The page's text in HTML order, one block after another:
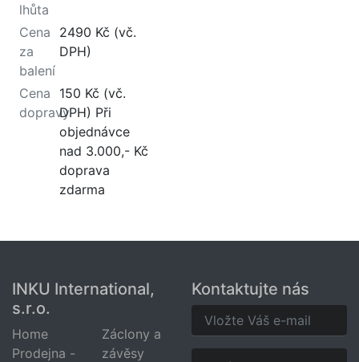
lhůta
Cena
za
balení
2490 Kč (vč.
DPH)
Cena
dopravy
150 Kč (vč.
DPH) Při
objednávce
nad 3.000,- Kč
doprava
zdarma
INKU International,
s.r.o.
Home
Prodejna -
Záclony a
závěsy
Kontaktujte nás